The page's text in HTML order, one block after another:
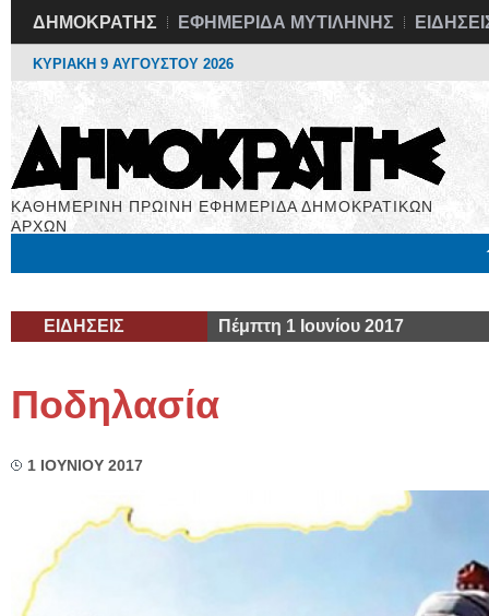
ΔΗΜΟΚΡΑΤΗΣ ΕΦΗΜΕΡΙΔΑ ΜΥΤΙΛΗΝΗΣ
ΚΥΡΙΑΚΗ 9 ΑΥΓΟΥΣΤΟΥ 2026
ΚΑΘΗΜΕΡΙΝΗ ΠΡΩΙΝΗ ΕΦΗΜΕΡΙΔΑ ΔΗΜΟΚΡΑΤΙΚΩΝ
ΑΡΧΩΝ
ΕΙΔΗΣΕΙΣ Πέμπτη 1 Ιουνίου 2017
Ποδηλασία
1 ΙΟΥΝΙΟΥ 2017